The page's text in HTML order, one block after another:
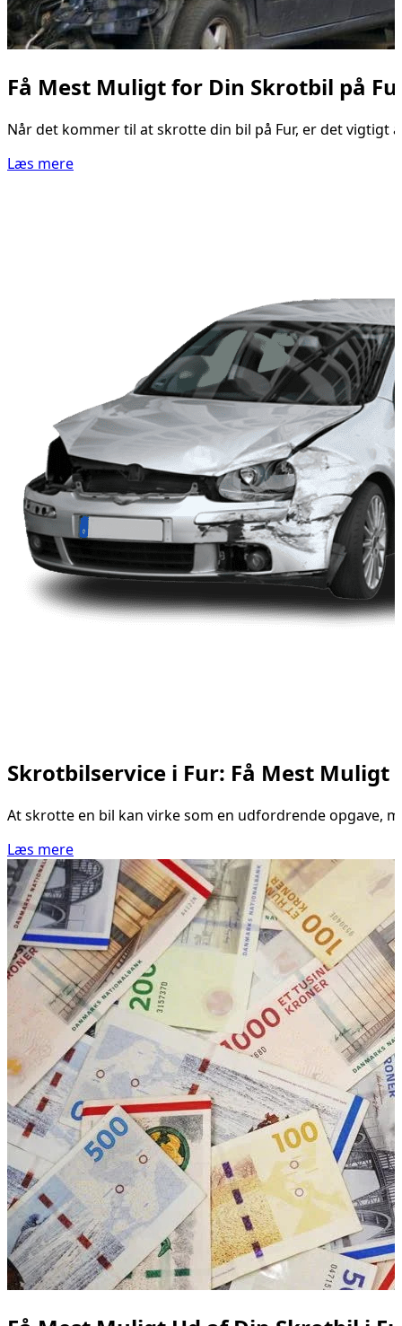
Få Mest Muligt for Din Skrotbil på
Når det kommer til at skrotte din bil på Fur, er det
Læs mere
Skrotbilservice i Fur: Få Mest Muligt
At skrotte en bil kan virke som en udfordrende opgave,
Læs mere